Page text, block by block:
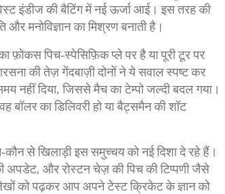
इंडीज की बैटिंग में नई ऊर्जा आई। इस तरह की
मनोविज्ञान का मिश्रण बनाती है।
फ़ोकस पिच‑स्पेसिफ़िक प्ले पर है या पूरी टूर पर
की तेज़ गेंदबाज़ी दोनों ने ये सवाल स्पष्ट कर
नहीं दिया, जिससे मैच का टेम्पो जल्दी बदल गया।
बॉलर का डिलिवरी हो या बैट्समैन की शॉट
से खिलाड़ी इस समुच्चय को नई दिशा दे रहे हैं।
अपडेट, और रोस्टन चेज़ की पिच की टिप्पणी जैसे
को पढ़कर आप अपने टेस्ट क्रिकेट के ज्ञान को